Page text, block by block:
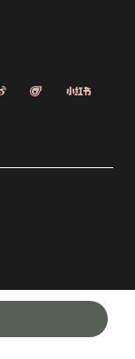
微博 飞猪 小红书